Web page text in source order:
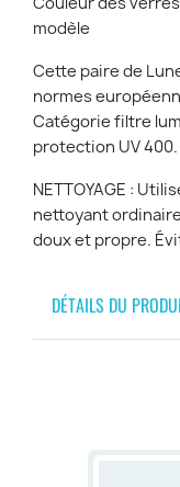
modèle
Cette paire de
normes
Catégorie filtre
protection UV 400.
NETTOYAGE :
nettoyant
doux et propre.
DÉTAILS DU